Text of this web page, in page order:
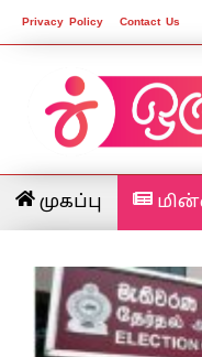
Privacy Policy Contact Us
முகப்பு